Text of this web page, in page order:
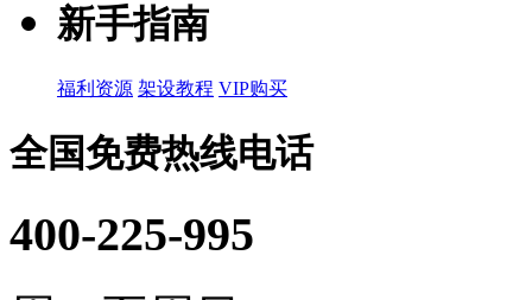
新手指南
福利资源 架设教程 VIP购买
全国免费热线电话
400-225-995